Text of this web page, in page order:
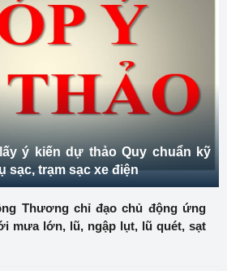
ý kiến dự thảo Quy chuẩn kỹ
sạc, trạm sạc xe điện
Thương chỉ đạo chủ động ứng
mưa lớn, lũ, ngập lụt, lũ quét, sạt